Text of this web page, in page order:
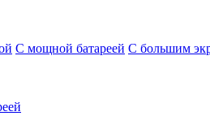
С мощной батареей С большим